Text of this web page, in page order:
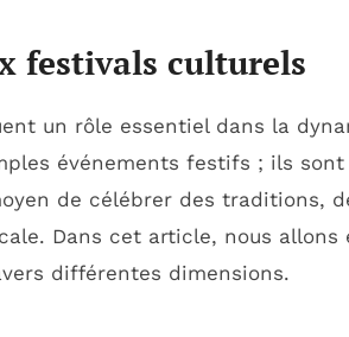
festivals culturels
un rôle essentiel dans la
événements festifs ; ils
de célébrer des traditions,
Dans cet article, nous
différentes dimensions.